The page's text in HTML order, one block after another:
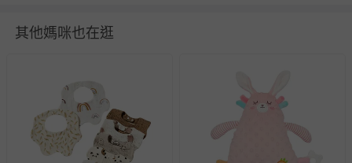
包含完整包裝、配件、說明文件及贈品等。
瑕疵退換貨所產生的運費，將由媽咪愛負責處理，若非瑕疵
退貨，您可至『查詢訂單』>『已出貨』中查詢該筆訂單，
並點選『我要退貨』即可進行申請。若有相關退貨問題，請
至媽咪愛LINE@客服ID: @mamilove我們將依序為您處理
與服務，謝謝。
其他媽咪也在逛